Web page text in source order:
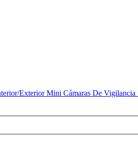
Exterior Mini Cámaras De